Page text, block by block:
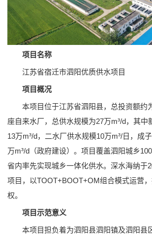
项目名称
江苏省宿迁市泗阳优质供水项目
项目概况
本项目位于江苏省泗阳县，总投资额约
座自来水厂，总供水规模为27万m³/d，其中
13万m³/d，二水厂供水规模10万m³/日，成
万m³/d（政府建设）。项目覆盖泗阳城乡
省内率先实现城乡一体化供水。深水海纳于
项目，以TOOT+BOOT+OM组合模式运营
权。
项目示范意义
本项目担负着为泗阳县泗阳镇及泗阳县